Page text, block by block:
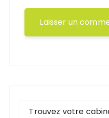
Trouvez votre